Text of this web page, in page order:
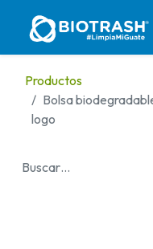
Productos
Bolsa
logo